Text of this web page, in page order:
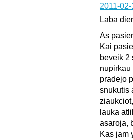
2011-
Laba
As
Kai
beveik 2
nupirkau
pradejo
snukutis
lauka
asaroja,
Kas jam